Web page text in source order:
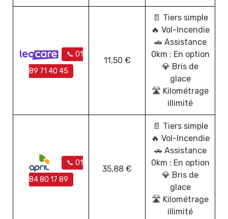
📞 01
89 71 40 45
11,50 €
📄 Tiers simple
🔥 Vol-Incendie
🚗 Assistance
0km : En option
💎 Bris de
glace
🛣️ Kilométrage
illimité
📞 01
84 80 17 89
35,88 €
📄 Tiers simple
🔥 Vol-Incendie
🚗 Assistance
0km : En option
💎 Bris de
glace
🛣️ Kilométrage
illimité